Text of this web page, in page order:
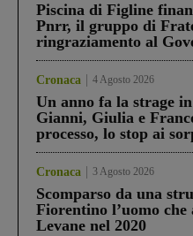
Piscina di Figline
Pnrr, il gruppo di
ringraziamento al
Cronaca 4 Agosto 2026
Un anno fa la strage
Gianni, Giulia e
processo, lo stop ai
Cronaca 3 Agosto 2026
Scomparso da una
Fiorentino l’uomo
Levane nel 2020